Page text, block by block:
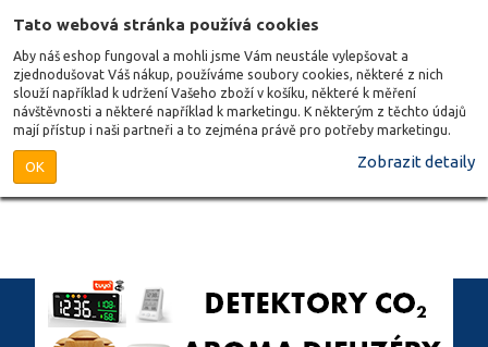
Tato webová stránka používá cookies
Aby náš eshop fungoval a mohli jsme Vám neustále vylepšovat a
zjednodušovat Váš nákup, používáme soubory cookies, některé z nich
slouží například k udržení Vašeho zboží v košíku, některé k měření
návštěvnosti a některé například k marketingu. K některým z těchto údajů
mají přístup i naši partneři a to zejména právě pro potřeby marketingu.
OK Zobrazit detaily